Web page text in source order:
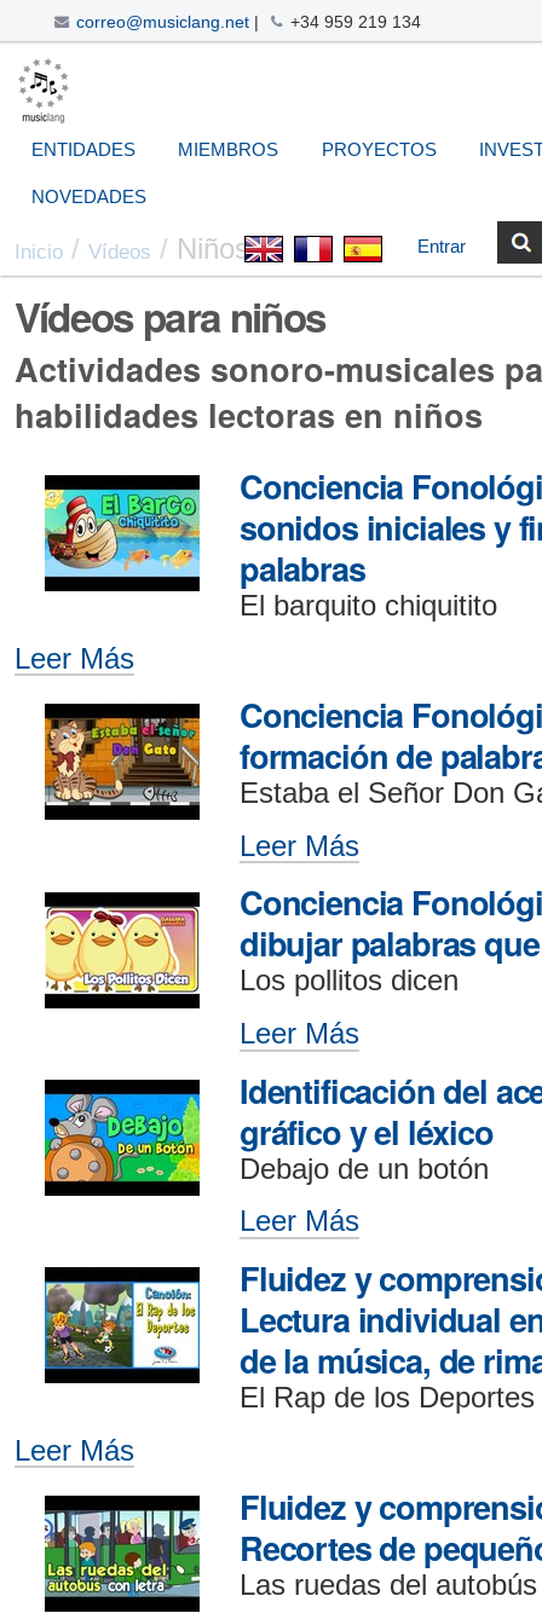
correo@musiclang.net| +34 959 219 134
Cambiar
a
contenido.
Navegación
ENTIDADES MIEMBROS PROYECTOS
NOVEDADES
Entrar
Inicio / Vídeos / Niños
Vídeos para niños
Actividades sonoro-musicales
habilidades lectoras en niños
Conciencia
sonidos iniciales y
palabras
El barquito chiquitito
Conciencia
Fonológica:
identificar
sonidos
iniciales
palabras
Leer Más
Conciencia
formación de
Estaba el Señor Don
Conciencia
Fonológica:
Tareas
de
formación
de
-
Leer Más
Conciencia
dibujar palabras
Los pollitos dicen
Conciencia
Fonológica:
Identificar
dibujar
palabras
riman
Leer Más
Identificación del
gráfico y el léxico
Debajo de un botón
Identificación
del
acento
tonal,
el
gráfico
y
Leer Más
Fluidez y
Lectura individual
de la música, de
El Rap de los Deportes
Fluidez
y
comprensión
lectora:
Lectura
individual
Leer Más
Fluidez y
Recortes de
Las ruedas del autobús